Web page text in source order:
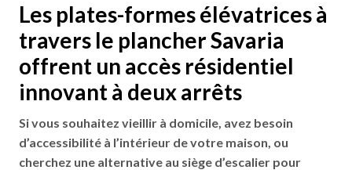
Les plates-formes élévatrices à
travers le plancher Savaria
offrent un accès résidentiel
innovant à deux arrêts
Si vous souhaitez vieillir à domicile, avez besoin
d’accessibilité à l’intérieur de votre maison, ou
cherchez une alternative au siège d’escalier pour